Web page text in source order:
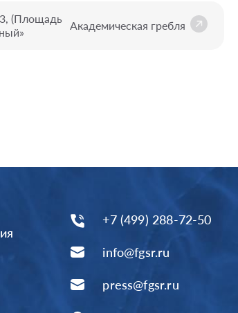
3, (Площадь
Академическая гребля
+7 (499) 288-72-50
info@fgsr.ru
press@fgsr.ru